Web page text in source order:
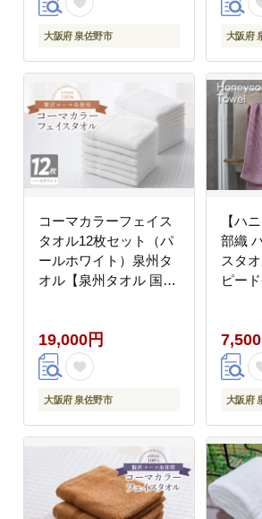
大阪府 泉佐野市 大阪府
コーマカラーフェイス
タオル12枚セット（パ
ールホワイト）泉州タ
オル【泉州タオル 国産
ァミリー】 020C460-1
19,000円
大阪府 泉佐野市
【ハ
部織
スタ
ピー
大阪府